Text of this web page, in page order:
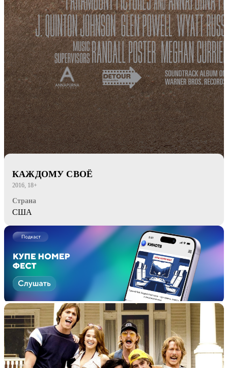
КАЖДОМУ СВОЁ
2016, 18+
Страна
США